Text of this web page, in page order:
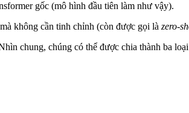
gốc (mô hình đầu tiên làm như vậy).
không cần tinh chỉnh (còn được gọi là zero-
chung, chúng có thể được chia thành ba